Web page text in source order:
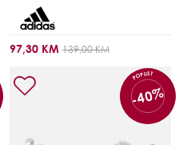
97,30 KM 139,00 KM
POPUST
-40%